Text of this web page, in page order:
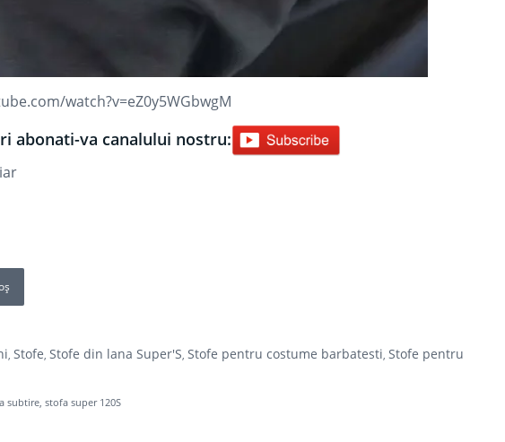
watch?v=eZ0y5WGbwgM
abonati-va canalului nostru:
,Stofe ,Stofe din lana Super'S ,Stofe pentru costume barbatesti ,Stofe pentru
subtire ,stofa super 120S